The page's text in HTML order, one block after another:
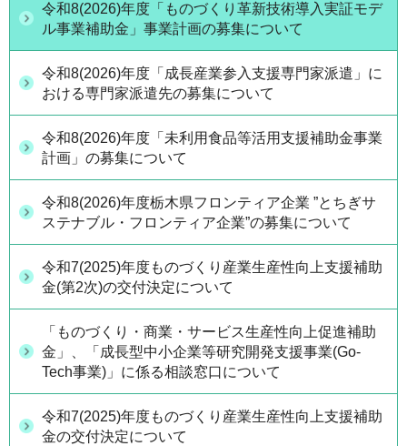
令和8(2026)年度「ものづくり革新技術導入実証モデ
ル事業補助金」事業計画の募集について
令和8(2026)年度「成長産業参入支援専門家派遣」に
おける専門家派遣先の募集について
令和8(2026)年度「未利用食品等活用支援補助金事業
計画」の募集について
令和8(2026)年度栃木県フロンティア企業 ”とちぎサ
ステナブル・フロンティア企業”の募集について
令和7(2025)年度ものづくり産業生産性向上支援補助
金(第2次)の交付決定について
「ものづくり・商業・サービス生産性向上促進補助
金」、「成長型中小企業等研究開発支援事業(Go-
Tech事業)」に係る相談窓口について
令和7(2025)年度ものづくり産業生産性向上支援補助
金の交付決定について